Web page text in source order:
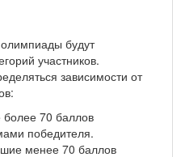
будут
участников.
зависимости от
70 баллов
победителя.
менее 70 баллов